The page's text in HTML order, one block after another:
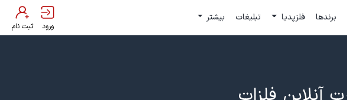
برندها فلزپدیا تبلیغات بیشتر
ورود ثبت نام